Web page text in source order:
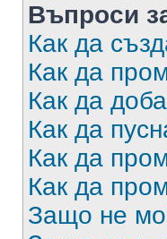
Въпроси
Как да
Как да
Как да
Как да
Как да
Как да
Защо не